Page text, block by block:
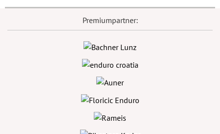
Premiumpartner: